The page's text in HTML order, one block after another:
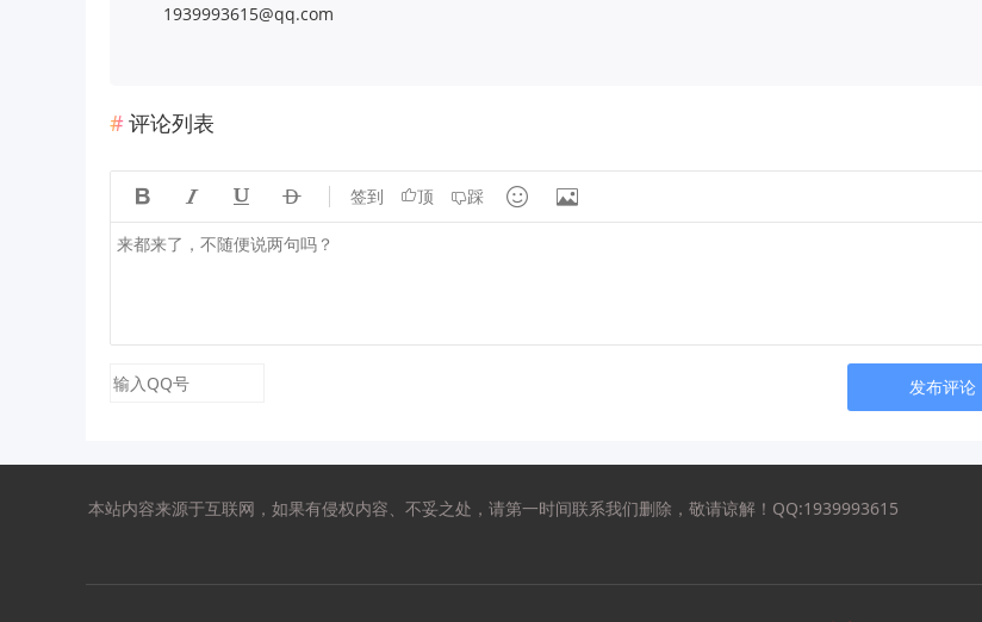
1939993615@qq.com
评论列表
    签到 顶 踩  
发布评论
本站内容来源于互联网，如果有侵权内容、不妥之处，请第一时间联系我们删除，敬请谅解！QQ:1939993615